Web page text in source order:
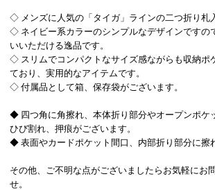
◇ メンズに人気の「タイガ」ラインの二つ折り札
◇ ネイビー系カラーのシンプルなデザインですの
いいただける逸品です。
◇ スリムでコンパクトなサイズ感ながらも収納ポ
ており、実用的なアイテムです。
◇ 付属品として箱、保存袋がございます。
◆ 四つ角に角擦れ、本体折り部分やオープンポケ
ひび割れ、押痕がございます。
◆ 表面やカードポケット間口、内部折り部分に擦
その他、ご不明な点がございましたらお気軽にお
せ。